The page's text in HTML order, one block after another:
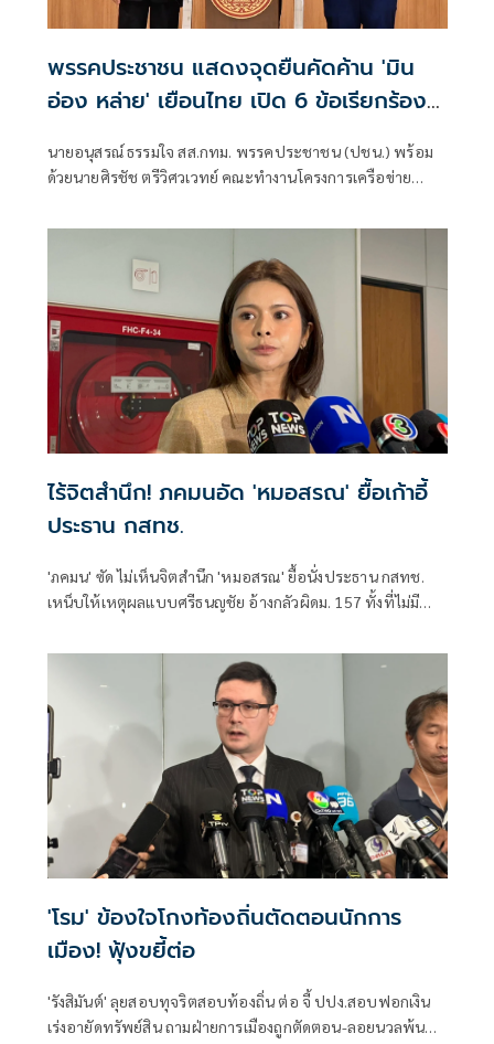
พรรคประชาชน แสดงจุดยืนคัดค้าน 'มิน
อ่อง หล่าย' เยือนไทย เปิด 6 ข้อเรียกร้อง
นายอนุสรณ์ ธรรมใจ สส.กทม. พรรคประชาชน (ปชน.) พร้อม
ด้วยนายศิรชัช ตรีวิศวเวทย์ คณะทำงานโครงการเครือข่าย
พัฒนาอย่างยั่งยืน แถลงคัดค้านการเยือนไทยอย่างเป็นทางการ
ไร้จิตสำนึก! ภคมนอัด 'หมอสรณ' ยื้อเก้าอี้
ประธาน กสทช.
'ภคมน' ซัด ไม่เห็นจิตสำนึก 'หมอสรณ' ยื้อนั่งประธาน กสทช.
เหน็บให้เหตุผลแบบศรีธนญชัย อ้างกลัวผิดม. 157 ทั้งที่ไม่มี
ตำแหน่งได้แล้ว
'โรม' ข้องใจโกงท้องถิ่นตัดตอนนักการ
เมือง! ฟุ้งขยี้ต่อ
'รังสิมันต์' ลุยสอบทุจริตสอบท้องถิ่น ต่อ จี้ ปปง.สอบฟอกเงิน
เร่งอายัดทรัพย์สิน ถามฝ่ายการเมืองถูกตัดตอน-ลอยนวลพ้นผิด